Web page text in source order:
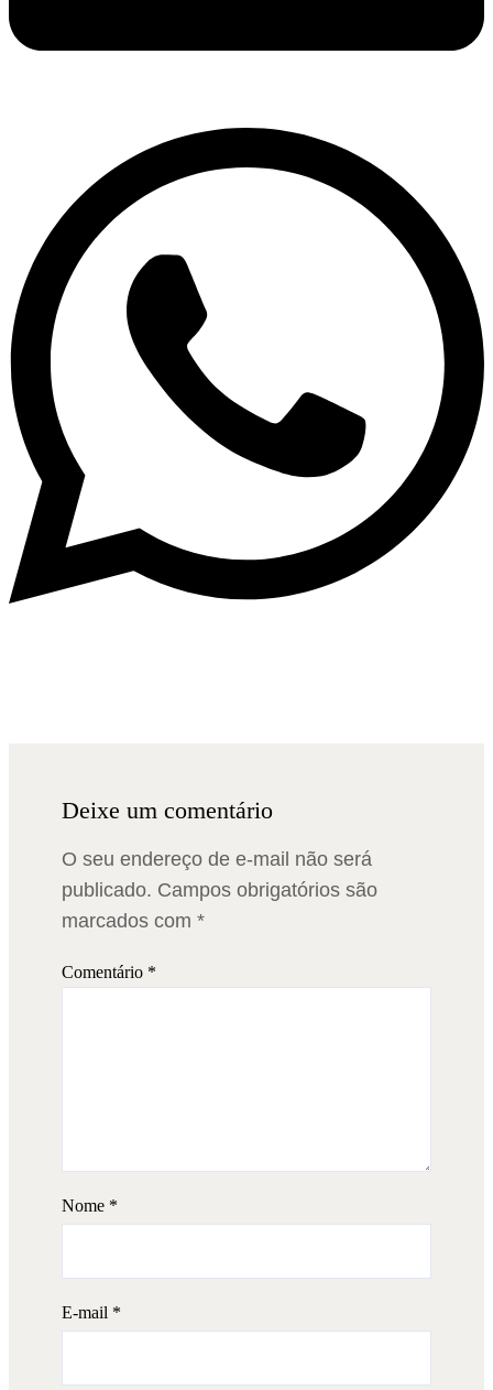
Deixe um comentário
O seu endereço de e-mail não será
publicado. Campos obrigatórios são
marcados com *
Comentário *
Nome *
E-mail *